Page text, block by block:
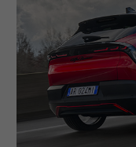
alltägliche
harmonisches
und Komfort.
dass Sie im
genießen
ADVANCED